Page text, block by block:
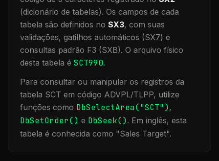
(dicionário de tabelas). Os campos de cada
tabela são definidos no SX3, com suas
validações, gatilhos automáticos (SX7) e
consultas padrão F3 (SXB). O arquivo físico
desta tabela é SCT990.
Para consultar ou manipular os registros da
tabela SCT em código ADVPL/TLPP, utilize
funções como DbSelectArea("SCT"),
DbSetOrder() e DbSeek(). Em inglês, esta
tabela é conhecida como "Sales Target".